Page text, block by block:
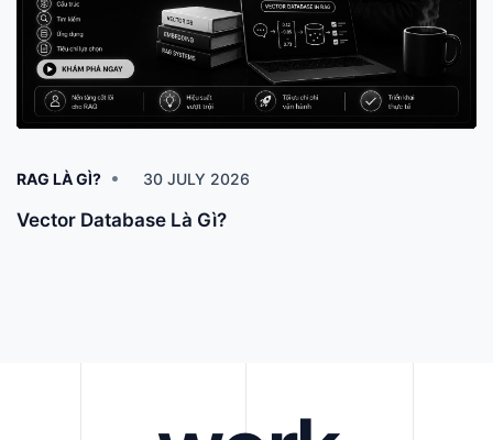
RAG LÀ GÌ? 30 JULY 2026
Vector Database Là Gì?